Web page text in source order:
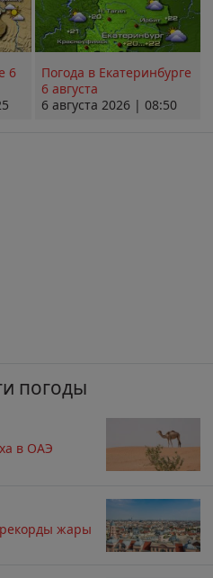
6
Погода в Екатеринбурге
6 августа
6 августа 2026 | 08:50
погоды
в ОАЭ
жары